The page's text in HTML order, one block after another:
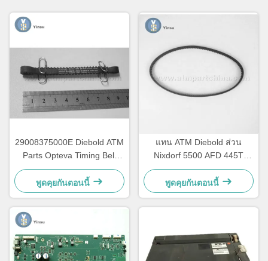
29008375000E Diebold ATM
Parts Opteva Timing Belt
เข็มขัดขนส่ง เข็มขัดขนส่ง
67T
พูดคุยกันตอนนี้
แทน ATM Diebold ส่วน
Nixdorf 5500 AFD 445T
เข็มขัดขนส่ง 2900837500AH
พูดคุยกันตอนนี้